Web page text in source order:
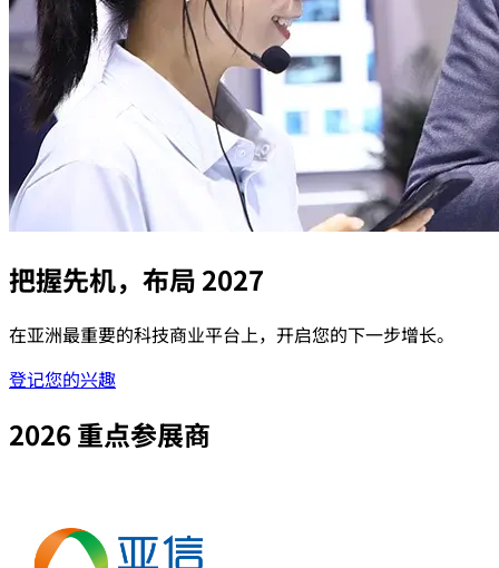
把握先机，布局 2027
在亚洲最重要的科技商业平台上，开启您的下一步增长。
2026 重点参展商